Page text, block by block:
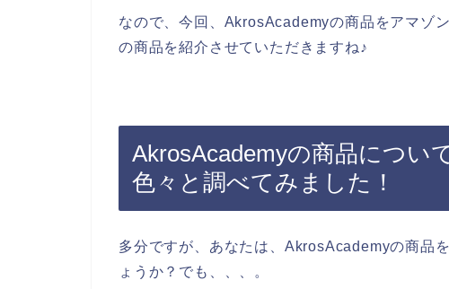
なので、今回、AkrosAcademyの商品をアマゾ
の商品を紹介させていただきますね♪
AkrosAcademyの商品につい
色々と調べてみました！
多分ですが、あなたは、AkrosAcademyの商品
ょうか？でも、、、。